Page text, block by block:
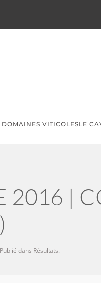
DOMAINES VITICOLESLE
2016 |
dans Résultats.